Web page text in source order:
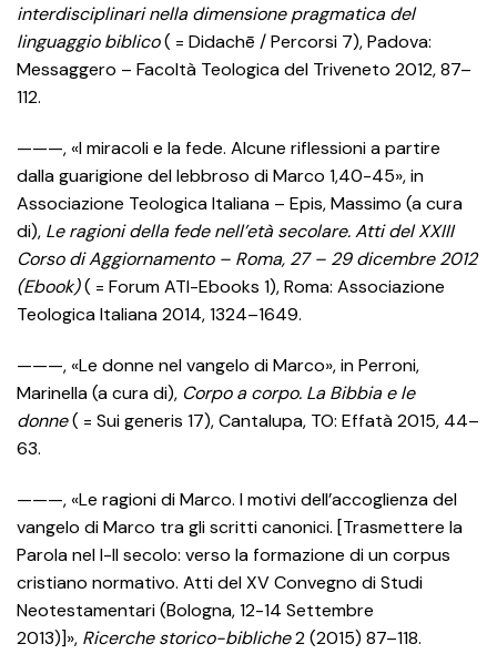
interdisciplinari nella dimensione pragmatica del
linguaggio biblico( = Didachē / Percorsi 7), Padova:
Messaggero – Facoltà Teologica del Triveneto 2012, 87–
112.
———, «I miracoli e la fede. Alcune riflessioni a partire
dalla guarigione del lebbroso di Marco 1,40-45», in
Associazione Teologica Italiana – Epis, Massimo (a cura
di), Le ragioni della fede nell’età secolare. Atti del XXIII
Corso di Aggiornamento – Roma, 27 – 29 dicembre 2012
(Ebook)( = Forum ATI-Ebooks 1), Roma: Associazione
Teologica Italiana 2014, 1324–1649.
———, «Le donne nel vangelo di Marco», in Perroni,
Marinella (a cura di), Corpo a corpo. La Bibbia e le
donne( = Sui generis 17), Cantalupa, TO: Effatà 2015, 44–
63.
———, «Le ragioni di Marco. I motivi dell’accoglienza del
vangelo di Marco tra gli scritti canonici. [Trasmettere la
Parola nel I-II secolo: verso la formazione di un corpus
cristiano normativo. Atti del XV Convegno di Studi
Neotestamentari (Bologna, 12-14 Settembre
2013)]», Ricerche storico-bibliche2 (2015) 87–118.